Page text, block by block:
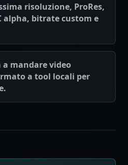
risoluzione, ProRes,
alpha, bitrate custom e
mandare video
a tool locali per